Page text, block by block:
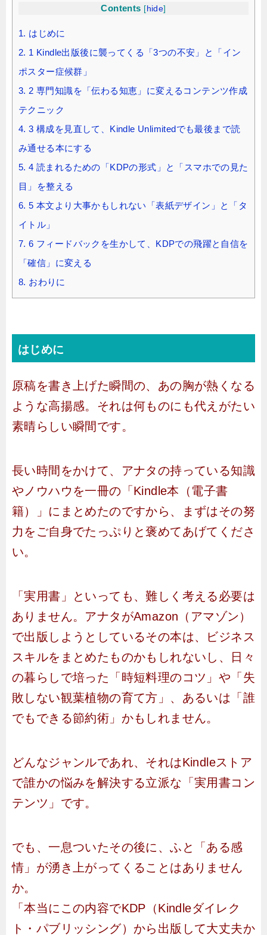
Contents [ hide]
1. はじめに
2. 1 Kindle出版後に襲ってくる「3つの不安」と「イン
ポスター症候群」
3. 2 専門知識を「伝わる知恵」に変えるコンテンツ作成
テクニック
4. 3 構成を見直して、Kindle Unlimitedでも最後まで読
み通せる本にする
5. 4 読まれるための「KDPの形式」と「スマホでの見た
目」を整える
6. 5 本文より大事かもしれない「表紙デザイン」と「タ
イトル」
7. 6 フィードバックを生かして、KDPでの飛躍と自信を
「確信」に変える
8. おわりに
はじめに
原稿を書き上げた瞬間の、あの胸が熱くなる
ような高揚感。それは何ものにも代えがたい
素晴らしい瞬間です。
長い時間をかけて、アナタの持っている知識
やノウハウを一冊の「Kindle本（電子書
籍）」にまとめたのですから、まずはその努
力をご自身でたっぷりと褒めてあげてくださ
い。
「実用書」といっても、難しく考える必要は
ありません。アナタがAmazon（アマゾン）
で出版しようとしているその本は、ビジネス
スキルをまとめたものかもしれないし、日々
の暮らしで培った「時短料理のコツ」や「失
敗しない観葉植物の育て方」、あるいは「誰
でもできる節約術」かもしれません。
どんなジャンルであれ、それはKindleストア
で誰かの悩みを解決する立派な「実用書コン
テンツ」です。
でも、一息ついたその後に、ふと「ある感
情」が湧き上がってくることはありません
か。
「本当にこの内容でKDP（Kindleダイレク
ト・パブリッシング）から出版して大丈夫か